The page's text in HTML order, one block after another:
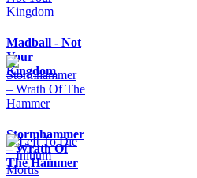
Madball - Not
Your
Kingdom
Stormhammer
– Wrath Of
The Hammer